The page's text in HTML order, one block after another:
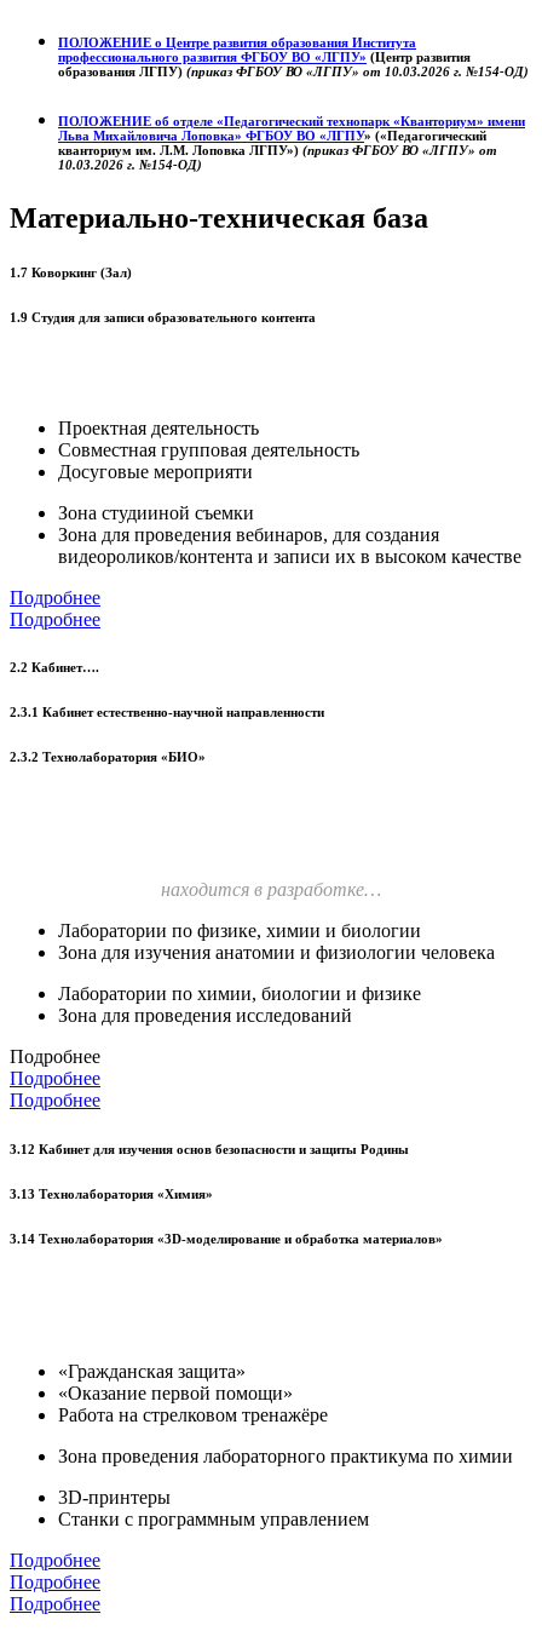
ПОЛОЖЕНИЕ о Центре развития образования Института
профессионального развития ФГБОУ ВО «ЛГПУ» (Центр развития
образования ЛГПУ) (приказ ФГБОУ ВО «ЛГПУ» от 10.03.2026 г. №154-ОД)
ПОЛОЖЕНИЕ об отделе «Педагогический технопарк «Кванториум» имени
Льва Михайловича Лоповка» ФГБОУ ВО «ЛГПУ» («Педагогический
кванториум им. Л.М. Лоповка ЛГПУ») (приказ ФГБОУ ВО «ЛГПУ» от
10.03.2026 г. №154-ОД)
Материально-техническая база
1.7 Коворкинг (Зал)
1.9 Студия для записи образовательного контента
Проектная деятельность
Совместная групповая деятельность
Досуговые мероприяти
Зона студииной съемки
Зона для проведения вебинаров, для создания
видеороликов/контента и записи их в высоком качестве
Подробнее
Подробнее
2.2 Кабинет….
2.3.1 Кабинет естественно-научной направленности
2.3.2 Технолаборатория «БИО»
находится в разработке…
Лаборатории по физике, химии и биологии
Зона для изучения анатомии и физиологии человека
Лаборатории по химии, биологии и физике
Зона для проведения исследований
Подробнее
Подробнее
Подробнее
3.12 Кабинет для изучения основ безопасности и защиты Родины
3.13 Технолаборатория «Химия»
3.14 Технолаборатория «3D-моделирование и обработка материалов»
«Гражданская защита»
«Оказание первой помощи»
Работа на стрелковом тренажёре
Зона проведения лабораторного практикума по химии
3D-принтеры
Станки с программным управлением
Подробнее
Подробнее
Подробнее